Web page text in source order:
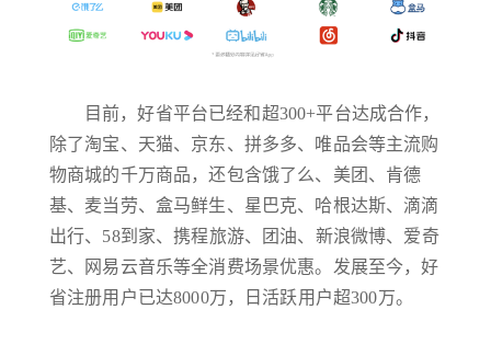
目前，好省平台已经和超300+平台达成合作，
除了淘宝、天猫、京东、拼多多、唯品会等主流购
物商城的千万商品，还包含饿了么、美团、肯德
基、麦当劳、盒马鲜生、星巴克、哈根达斯、滴滴
出行、58到家、携程旅游、团油、新浪微博、爱奇
艺、网易云音乐等全消费场景优惠。发展至今，好
省注册用户已达8000万，日活跃用户超300万。